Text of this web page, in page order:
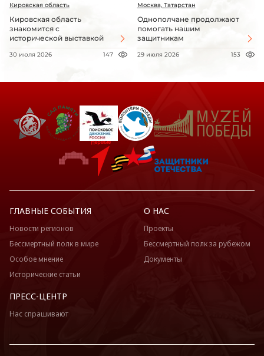
Кировская область
Кировская область
знакомится с
исторической выставкой
30 июля 2026 147
Москва, Татарстан
Однополчане продолжают
помогать нашим
защитникам
29 июля 2026 153
ГЛАВНЫЕ СОБЫТИЯ
Новости регионов
Бессмертный полк в мире
Особое мнение
Исторические статьи
О НАС
Проекты
Бессмертный полк за рубежом
Документы
ПРЕСС-ЦЕНТР
Нас спрашивают